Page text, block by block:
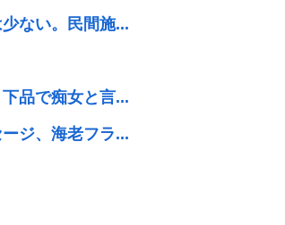
ない。民間施...
品で痴女と言...
ジ、海老フラ...